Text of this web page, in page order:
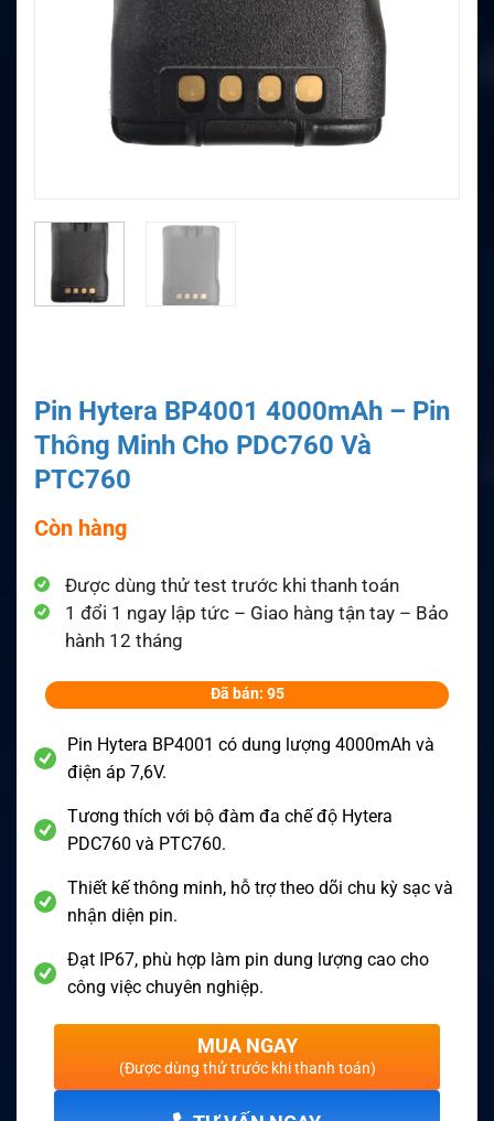
Pin Hytera BP4001 4000mAh – Pin
Thông Minh Cho PDC760 Và
PTC760
Còn hàng
Được dùng thử test trước khi thanh toán
1 đổi 1 ngay lập tức – Giao hàng tận tay – Bảo
hành 12 tháng
Đã bán: 95
Pin Hytera BP4001 có dung lượng 4000mAh và
điện áp 7,6V.
Tương thích với bộ đàm đa chế độ Hytera
PDC760 và PTC760.
Thiết kế thông minh, hỗ trợ theo dõi chu kỳ sạc và
nhận diện pin.
Đạt IP67, phù hợp làm pin dung lượng cao cho
công việc chuyên nghiệp.
MUA NGAY
(Được dùng thử trước khi thanh toán)